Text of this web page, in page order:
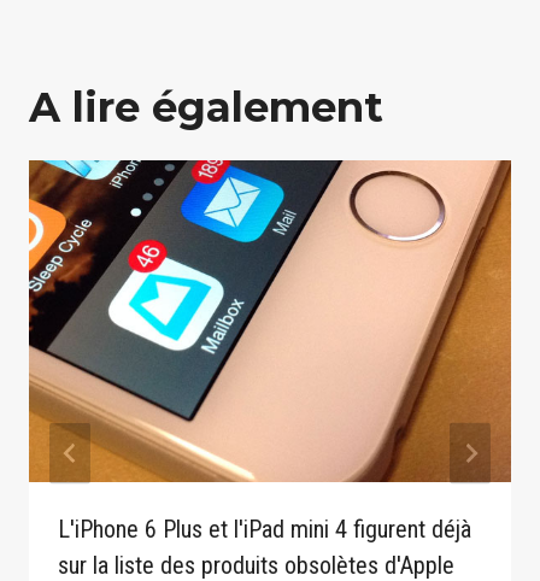
A lire également
L'iPhone 6 Plus et l'iPad mini 4 figurent déjà
sur la liste des produits obsolètes d'Apple